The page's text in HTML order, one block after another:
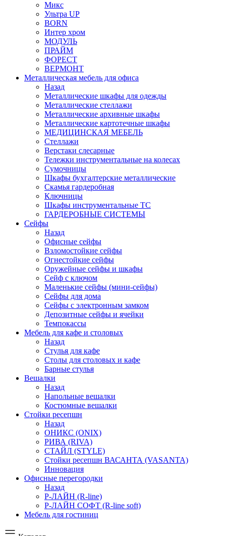
Микс
Ультра UP
BORN
Интер хром
МОДУЛЬ
ПРАЙМ
ФОРЕСТ
ВЕРМОНТ
Металлическая мебель для офиса
Назад
Металлические шкафы для одежды
Металлические стеллажи
Металлические архивные шкафы
Металлические картотечные шкафы
МЕДИЦИНСКАЯ МЕБЕЛЬ
Стеллажи
Верстаки слесарные
Тележки инструментальные на колесах
Сумочницы
Шкафы бухгалтерские металлические
Скамья гардеробная
Ключницы
Шкафы инструментальные ТС
ГАРДЕРОБНЫЕ СИСТЕМЫ
Сейфы
Назад
Офисные сейфы
Взломостойкие сейфы
Огнестойкие сейфы
Оружейные сейфы и шкафы
Сейф с ключом
Маленькие сейфы (мини-сейфы)
Сейфы для дома
Сейфы с электронным замком
Депозитные сейфы и ячейки
Темпокассы
Мебель для кафе и столовых
Назад
Стулья для кафе
Столы для столовых и кафе
Барные стулья
Вешалки
Назад
Напольные вешалки
Костюмные вешалки
Стойки ресепшн
Назад
ОНИКС (ONIX)
РИВА (RIVA)
СТАЙЛ (STYLE)
Стойки ресепшн ВАСАНТА (VASANTA)
Инновация
Офисные перегородки
Назад
Р-ЛАЙН (R-line)
Р-ЛАЙН СОФТ (R-line soft)
Мебель для гостиниц